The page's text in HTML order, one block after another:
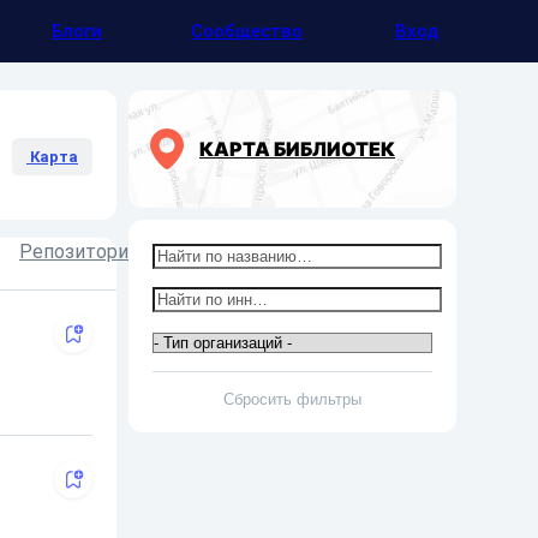
Блоги Сообщество Вход
Карта
Репозитории
КАРТА БИБЛИОТЕК